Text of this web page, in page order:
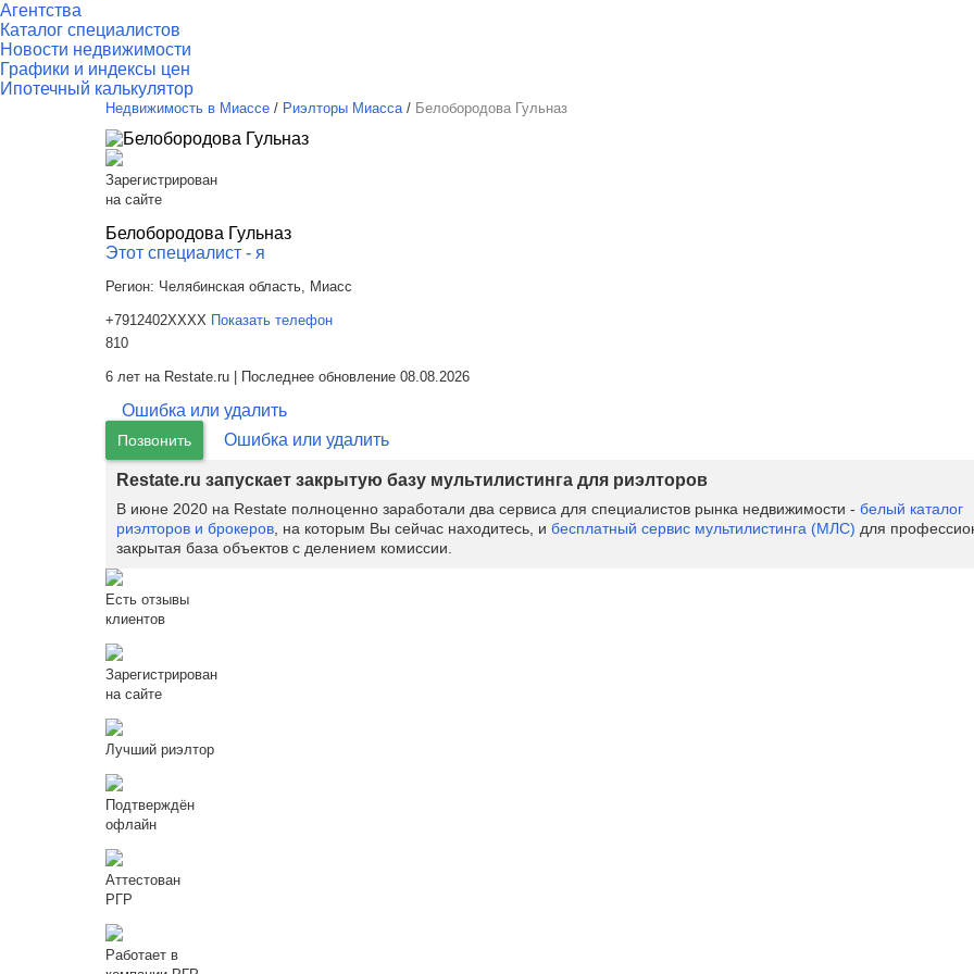
Агентства
Каталог специалистов
Новости недвижимости
Графики и индексы цен
Ипотечный калькулятор
Недвижимость в Миассе / Риэлторы Миасса / Белобородова Гульназ
Зарегистрирован
на сайте
Белобородова Гульназ
Этот специалист - я
Регион: Челябинская область, Миасс
+7912402XXXX Показать телефон
810
6 лет на Restate.ru | Последнее обновление 08.08.2026
Ошибка или удалить
Позвонить Ошибка или удалить
Restate.ru запускает закрытую базу мультилистинга для риэлторов
В июне 2020 на Restate полноценно заработали два сервиса для специалистов рынка недвижимости - белый каталог
риэлторов и брокеров , на которым Вы сейчас находитесь, и бесплатный сервис мультилистинга (МЛС) для
закрытая база объектов с делением комиссии.
Есть отзывы
клиентов
Зарегистрирован
на сайте
Лучший риэлтор
Подтверждён
офлайн
Аттестован
РГР
Работает в